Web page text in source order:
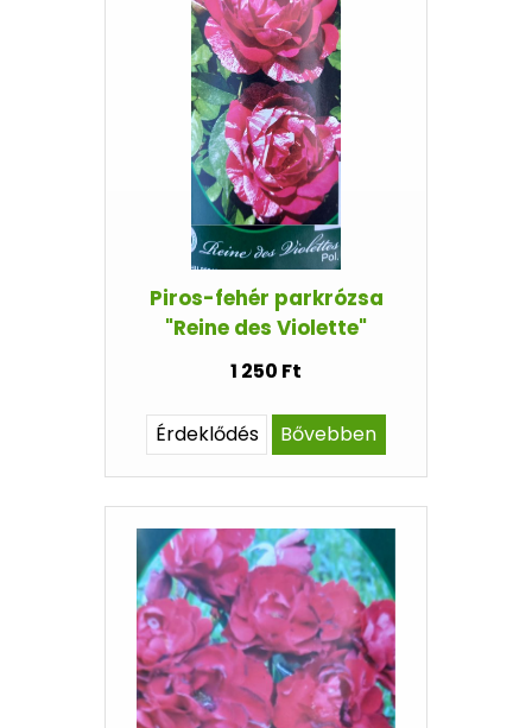
Piros-fehér parkrózsa
"Reine des Violette"
1 250 Ft
Érdeklődés Bővebben